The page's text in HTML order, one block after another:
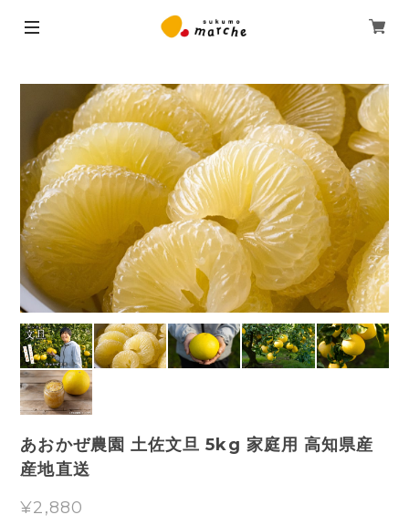
あおかぜ農園 土佐文旦 5kg 家庭用 高知県産
産地直送
¥2,880